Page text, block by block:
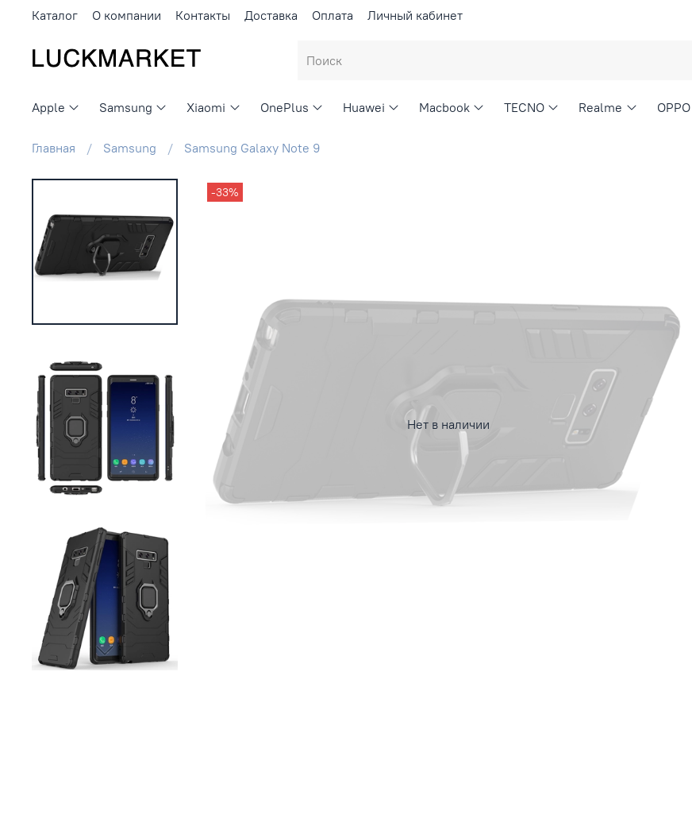
Каталог О компании Контакты Доставка Оплата Личный кабинет
Apple Samsung Xiaomi OnePlus Huawei Macbook TECNO Realme OPPO
Главная Samsung Samsung Galaxy Note 9
Нет в наличии
-33%